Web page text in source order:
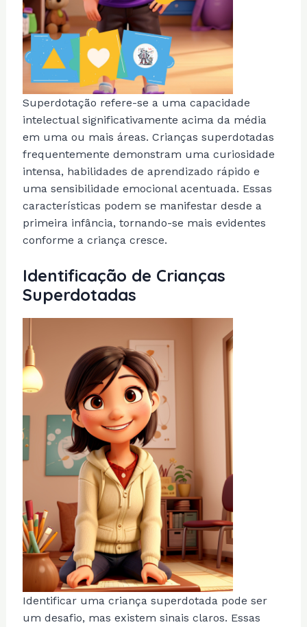
Superdotação refere-se a uma capacidade
intelectual significativamente acima da média
em uma ou mais áreas. Crianças superdotadas
frequentemente demonstram uma curiosidade
intensa, habilidades de aprendizado rápido e
uma sensibilidade emocional acentuada. Essas
características podem se manifestar desde a
primeira infância, tornando-se mais evidentes
conforme a criança cresce.
Identificação de Crianças
Superdotadas
Identificar uma criança superdotada pode ser
um desafio, mas existem sinais claros. Essas